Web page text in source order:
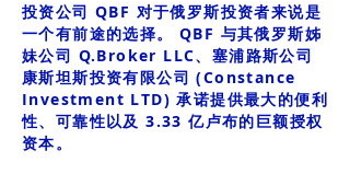
投资公司 QBF 对于俄罗斯投资者来说是
一个有前途的选择。 QBF 与其俄罗斯姊
妹公司 Q.Broker LLC、塞浦路斯公司
康斯坦斯投资有限公司 (Constance
Investment LTD) 承诺提供最大的便利
性、可靠性以及 3.33 亿卢布的巨额授权
资本。